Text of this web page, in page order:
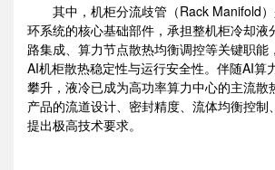
其中，机柜分流歧管（Rack Manifold
环系统的核心基础部件，承担整机柜冷却液
路集成、算力节点散热均衡调控等关键职能
AI机柜散热稳定性与运行安全性。伴随AI算
攀升，液冷已成为高功率算力中心的主流散
产品的流道设计、密封精度、流体均衡控制
提出极高技术要求。